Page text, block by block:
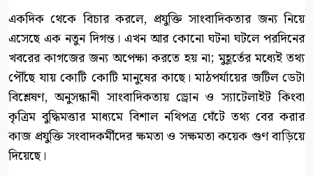
একদিক থেকে বিচার করলে, প্রযুক্তি সাংবাদিকতার জন্য নিয়ে
এসেছে এক নতুন দিগন্ত। এখন আর কোনো ঘটনা ঘটলে পরদিনের
খবরের কাগজের জন্য অপেক্ষা করতে হয় না; মুহূর্তের মধ্যেই তথ্য
পৌঁছে যায় কোটি কোটি মানুষের কাছে। মাঠপর্যায়ের জটিল ডেটা
বিশ্লেষণ, অনুসন্ধানী সাংবাদিকতায় ড্রোন ও স্যাটেলাইট কিংবা
কৃত্রিম বুদ্ধিমত্তার মাধ্যমে বিশাল নথিপত্র ঘেঁটে তথ্য বের করার
কাজ প্রযুক্তি সংবাদকর্মীদের ক্ষমতা ও সক্ষমতা কয়েক গুণ বাড়িয়ে
দিয়েছে।